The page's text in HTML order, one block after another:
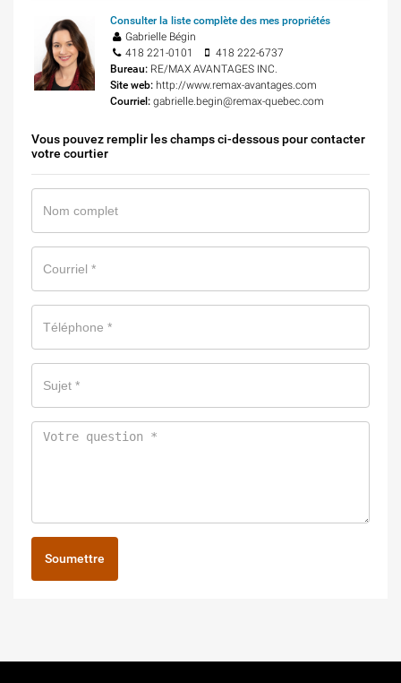
Consulter la liste complète des mes propriétés
Gabrielle Bégin
418 221-0101
418 222-6737
Bureau: RE/MAX AVANTAGES INC.
Site web: http://www.remax-avantages.com
Courriel: gabrielle.begin@remax-quebec.com
Vous pouvez remplir les champs ci-dessous pour contacter
votre courtier
Soumettre